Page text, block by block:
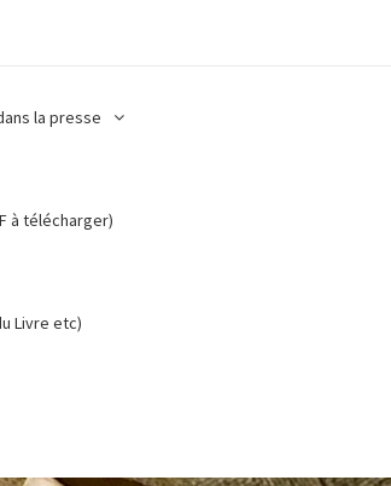
la presse
à télécharger)
Livre etc)